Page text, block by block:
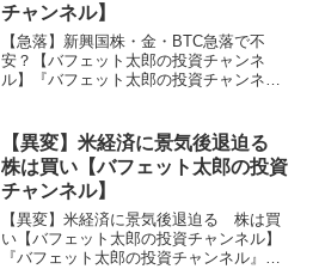
チャンネル】
【急落】新興国株・金・BTC急落で不
安？【バフェット太郎の投資チャンネ
ル】『バフェット太郎の投資チャンネ
りやすく解説する、投資・経済専門番組
です。バフェット太郎氏は『バ...
【異変】米経済に景気後退迫る
株は買い【バフェット太郎の投資
チャンネル】
【異変】米経済に景気後退迫る 株は買
い【バフェット太郎の投資チャンネル】
『バフェット太郎の投資チャンネル』と